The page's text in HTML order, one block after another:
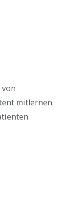
von
mitlernen.